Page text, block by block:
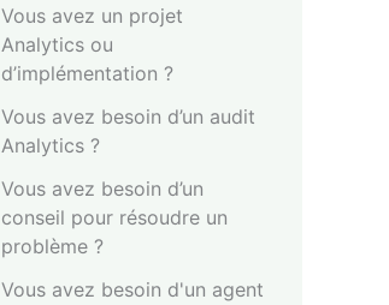
Vous avez un projet
Analytics ou
d’implémentation ?
Vous avez besoin d’un audit
Analytics ?
Vous avez besoin d’un
conseil pour résoudre un
problème ?
Vous avez besoin d'un agent